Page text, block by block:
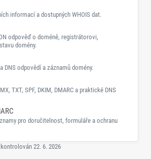
informací a dostupných WHOIS dat.
odpověď o doméně, registrátorovi,
domény.
DNS odpovědí a záznamů domény.
TXT, SPF, DKIM, DMARC a praktické DNS
pro doručitelnost, formuláře a ochranu
22. 6. 2026